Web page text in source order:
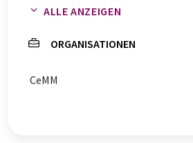
CRISPR/Cas9
Proteinmarkierung
pharmazeutische Forschung
ALLE ANZEIGEN
ORGANISATIONEN
CeMM